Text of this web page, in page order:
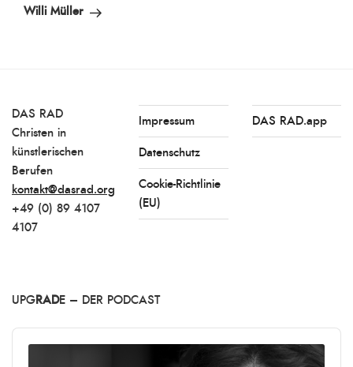
Beitrag
Willi Müller
DAS RAD
Christen in
künstlerischen
Berufen
kontakt@dasrad.org
+49 (0) 89 4107
4107
Impressum
Datenschutz
Cookie-Richtlinie
(EU)
DAS RAD.app
UPG RADE – DER PODCAST
Audio